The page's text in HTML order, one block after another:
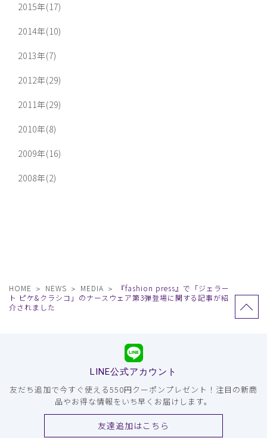
2015年(17)
2014年(10)
2013年(7)
2012年(29)
2011年(29)
2010年(8)
2009年(16)
2008年(2)
HOME NEWS MEDIA
『fashion press』で「ジェラー
ト ピケ&クラシコ」のナースウェア第3弾登場に関する記事が紹
介されました
LINE公式アカウント
友だち追加で今すぐ使える550円クーポンプレゼント！注目の新商
品やお得な情報をいち早くお届けします。
友達追加はこちら